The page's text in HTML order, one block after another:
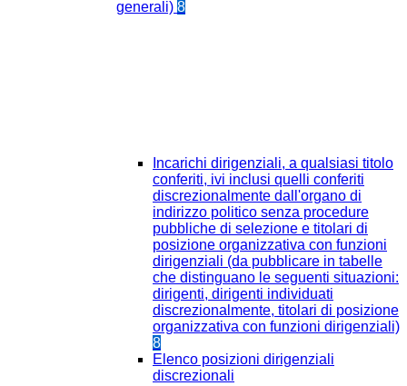
generali) 8
Incarichi dirigenziali, a qualsiasi titolo
conferiti, ivi inclusi quelli conferiti
discrezionalmente dall'organo di
indirizzo politico senza procedure
pubbliche di selezione e titolari di
posizione organizzativa con funzioni
dirigenziali (da pubblicare in tabelle
che distinguano le seguenti situazioni:
dirigenti, dirigenti individuati
discrezionalmente, titolari di posizione
organizzativa con funzioni dirigenziali)
8
Elenco posizioni dirigenziali
discrezionali